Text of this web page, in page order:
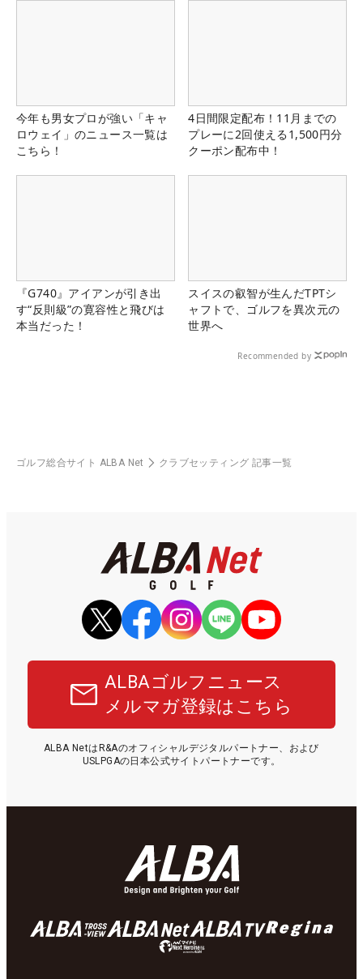
今年も男女プロが強い「キャ
ロウェイ」のニュース一覧は
こちら！
4日間限定配布！11月までの
プレーに2回使える1,500円分
クーポン配布中！
『G740』アイアンが引き出
す“反則級”の寛容性と飛びは
本当だった！
スイスの叡智が生んだTPTシ
ャフトで、ゴルフを異次元の
世界へ
Recommended by
ゴルフ総合サイト ALBA Net クラブセッティング 記事一覧
ALBAゴルフニュース
メルマガ登録はこちら
ALBA NetはR&Aのオフィシャルデジタルパートナー、および
USLPGAの日本公式サイトパートナーです。